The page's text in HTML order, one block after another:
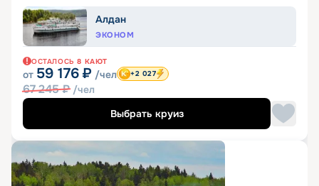
Алдан
ЭКОНОМ
ОСТАЛОСЬ 8 КАЮТ
от 59 176 ₽ /чел
67 245₽ /чел
+2 027
Выбрать круиз